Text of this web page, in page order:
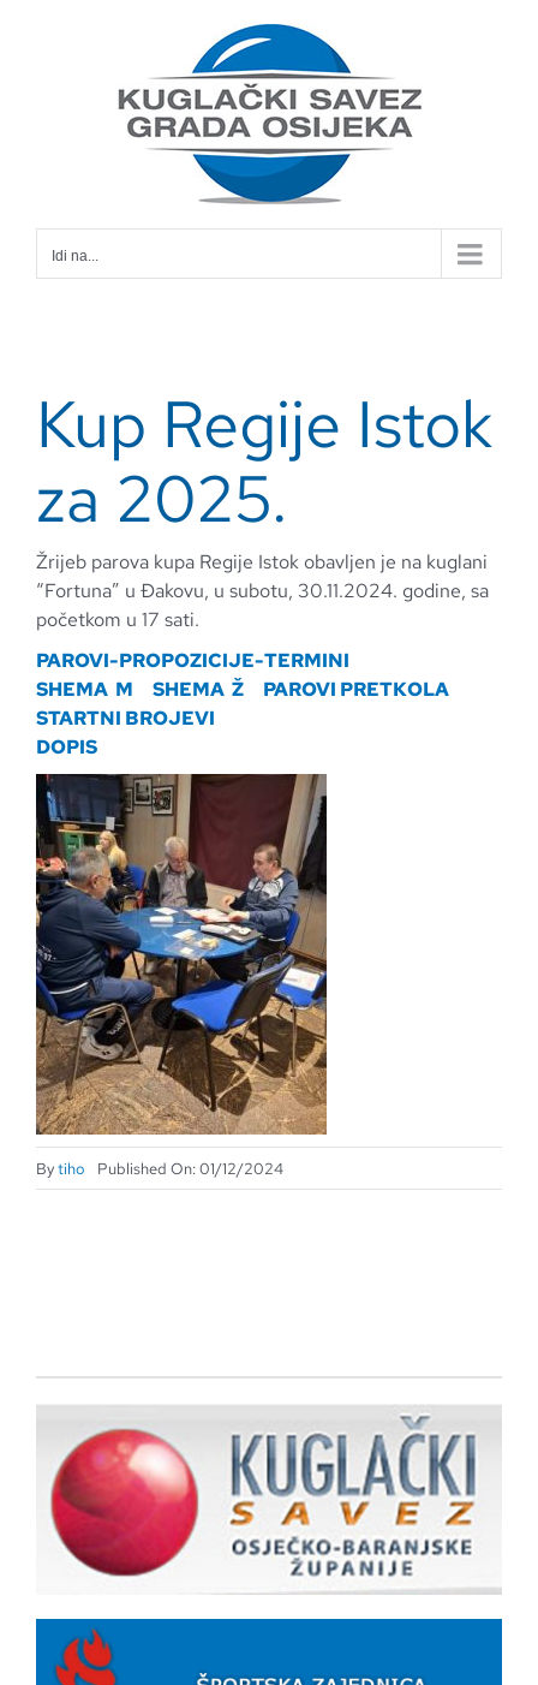
Idi na...
Kup Regije Istok
za 2025.
Žrijeb parova kupa Regije Istok obavljen je na kuglani
“Fortuna” u Đakovu, u subotu, 30.11.2024. godine, sa
početkom u 17 sati.
PAROVI-PROPOZICIJE-TERMINI
SHEMA M
SHEMA Ž
PAROVI PRETKOLA
STARTNI BROJEVI
DOPIS
Bytiho Published On: 01/12/2024